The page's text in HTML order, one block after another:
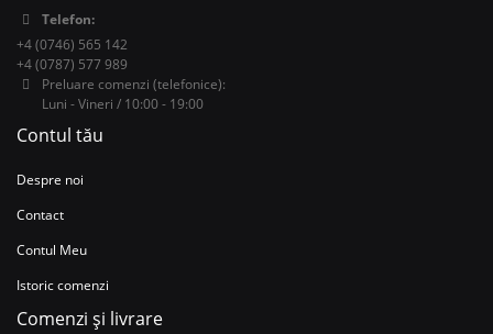
Telefon:
+4 (0746) 565 142
+4 (0787) 577 989
Preluare comenzi (telefonice):
Luni - Vineri / 10:00 - 19:00
Contul tău
Despre noi
Contact
Contul Meu
Istoric comenzi
Comenzi și livrare